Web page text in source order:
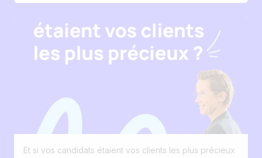
Aujourd'hui, les meilleures offres répondent à 3
questions : • Pourquoi vous ? • Pourquoi ce job ? •
Pourquoi maintenant ? Et je rajouterais un bonus : Notre
vision d'entreprise ? Le recrutement est devenu du
marketing. Pourtant, peu d'entreprises l'ont compris.
Et si vos candidats étaient vos clients les plus précieux